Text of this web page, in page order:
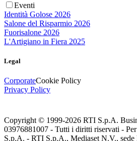
Eventi
Identità Golose 2026
Salone del Risparmio 2026
Fuorisalone 2026
L'Artigiano in Fiera 2025
Legal
CorporateCookie Policy
Privacy Policy
Copyright © 1999-2026 RTI S.p.A.
03976881007 - Tutti i diritti riservati -
S.p.A. - RTI S.p.A., Mediaset N.V., sede